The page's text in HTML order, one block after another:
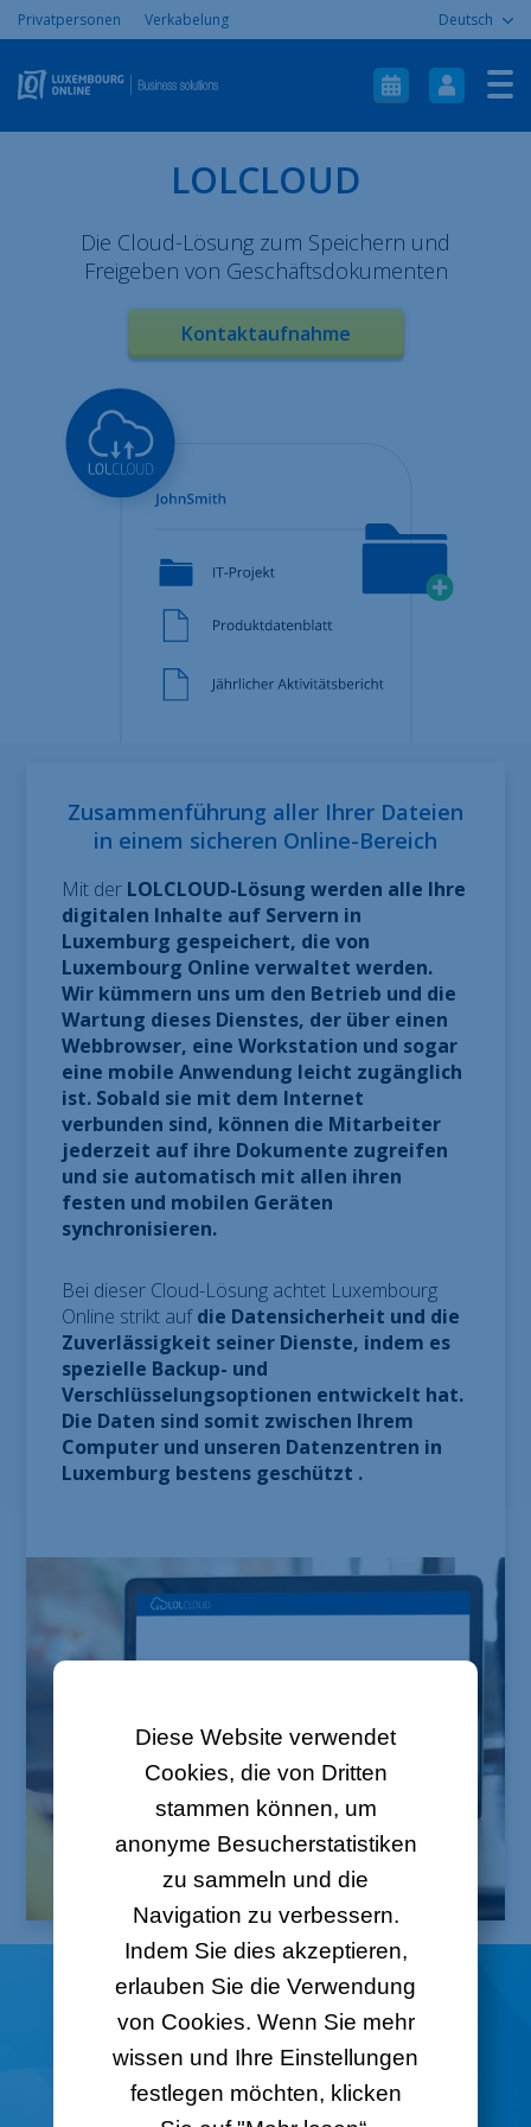
Telefonie
ICT
Mobil
À propos
Diese Website verwendet
Cookies, die von Dritten
stammen können, um
anonyme Besucherstatistiken
zu sammeln und die
Navigation zu verbessern.
Indem Sie dies akzeptieren,
erlauben Sie die Verwendung
von Cookies. Wenn Sie mehr
wissen und Ihre Einstellungen
festlegen möchten, klicken
Privatpersonen Verkabelung Deutsch
LOLCLOUD
Die Cloud-Lösung zum Speichern und
Freigeben von Geschäftsdokumenten
Kontaktaufnahme
Zusammenführung aller Ihrer Dateien
in einem sicheren Online-Bereich
Mit der LOLCLOUD-Lösung werden alle Ihre
digitalen Inhalte auf Servern in
Luxemburg gespeichert, die von
Luxembourg Online verwaltet werden.
Wir kümmern uns um den Betrieb und die
Wartung dieses Dienstes, der über einen
Webbrowser, eine Workstation und sogar
eine mobile Anwendung leicht zugänglich
ist. Sobald sie mit dem Internet
verbunden sind, können die Mitarbeiter
jederzeit auf ihre Dokumente zugreifen
und sie automatisch mit allen ihren
festen und mobilen Geräten
synchronisieren.
Bei dieser Cloud-Lösung achtet Luxembourg
Online strikt aufdie Datensicherheit und die
Zuverlässigkeit seiner Dienste, indem es
spezielle Backup- und
Verschlüsselungsoptionen entwickelt hat.
Die Daten sind somit zwischen Ihrem
Computer und unseren Datenzentren in
Luxemburg bestens geschützt .
Entdecken Sie unser
LOLCLOUD-Abonnement